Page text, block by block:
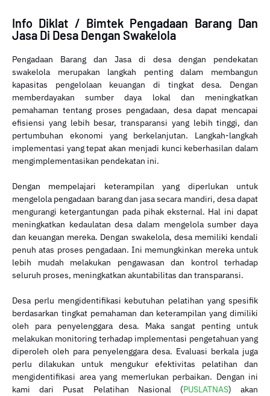
Info Diklat / Bimtek Pengadaan Barang Dan
Jasa Di Desa Dengan Swakelola
Pengadaan Barang dan Jasa di desa dengan pendekatan
swakelola merupakan langkah penting dalam membangun
kapasitas pengelolaan keuangan di tingkat desa. Dengan
memberdayakan sumber daya lokal dan meningkatkan
pemahaman tentang proses pengadaan, desa dapat mencapai
efisiensi yang lebih besar, transparansi yang lebih tinggi, dan
pertumbuhan ekonomi yang berkelanjutan. Langkah-langkah
implementasi yang tepat akan menjadi kunci keberhasilan dalam
mengimplementasikan pendekatan ini.
Dengan mempelajari keterampilan yang diperlukan untuk
mengelola pengadaan barang dan jasa secara mandiri, desa dapat
mengurangi ketergantungan pada pihak eksternal. Hal ini dapat
meningkatkan kedaulatan desa dalam mengelola sumber daya
dan keuangan mereka. Dengan swakelola, desa memiliki kendali
penuh atas proses pengadaan. Ini memungkinkan mereka untuk
lebih mudah melakukan pengawasan dan kontrol terhadap
seluruh proses, meningkatkan akuntabilitas dan transparansi.
Desa perlu mengidentifikasi kebutuhan pelatihan yang spesifik
berdasarkan tingkat pemahaman dan keterampilan yang dimiliki
oleh para penyelenggara desa. Maka sangat penting untuk
melakukan monitoring terhadap implementasi pengetahuan yang
diperoleh oleh para penyelenggara desa. Evaluasi berkala juga
perlu dilakukan untuk mengukur efektivitas pelatihan dan
mengidentifikasi area yang memerlukan perbaikan. Dengan ini
kami dari Pusat Pelatihan Nasional (PUSLATNAS) akan